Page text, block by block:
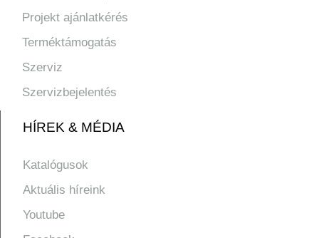
Projekt ajánlatkérés
Terméktámogatás
Szerviz
Szervizbejelentés
HÍREK & MÉDIA
Katalógusok
Aktuális híreink
Youtube